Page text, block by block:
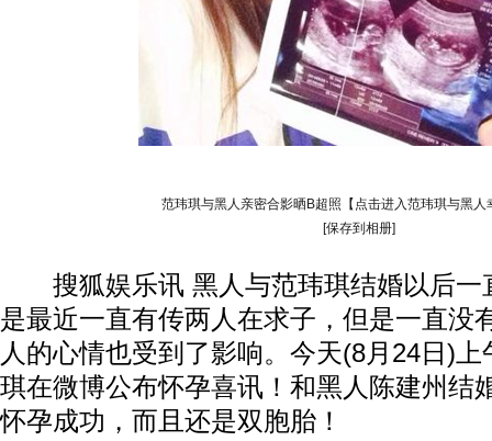
范玮琪与黑人亲密合影晒B超照【点击进入范玮琪与黑人
[保存到相册]
搜狐娱乐讯 黑人与范玮琪结婚以后一
是最近一直有传两人在求子，但是一直没
人的心情也受到了影响。今天(8月24日)
琪在微博公布怀孕喜讯！和黑人陈建州结
怀孕成功，而且还是双胞胎！